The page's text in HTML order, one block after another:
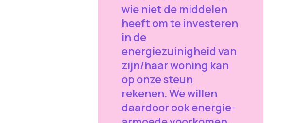
wie niet de middelen
heeft om te investeren
in de
energiezuinigheid van
zijn/haar woning kan
op onze steun
rekenen. We willen
daardoor ook energie-